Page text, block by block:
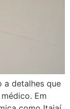
a detalhes que
Em